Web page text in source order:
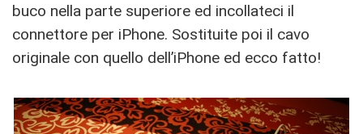
buco nella parte superiore ed incollateci il
connettore per iPhone. Sostituite poi il cavo
originale con quello dell’iPhone ed ecco fatto!